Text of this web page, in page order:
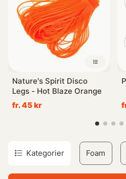
Vår samling Övriga
omsorg för att ge dig de bästa
varumärken inom
skydd mot elementen eller
fiskeäventyr kan vi erbjuda
Utforska vår kollektion idag och
till nästa nivå med hjälp av
klädprodukter speciellt
Nature's Spirit Disco
Legs - Hot Blaze Orange
fr. 45 kr
Kategorier Foam